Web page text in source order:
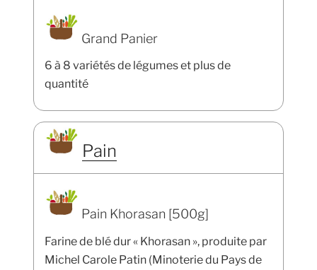
Grand Panier
6 à 8 variétés de légumes et plus de
quantité
Pain
Pain Khorasan [500g]
Farine de blé dur « Khorasan », produite par
Michel Carole Patin (Minoterie du Pays de